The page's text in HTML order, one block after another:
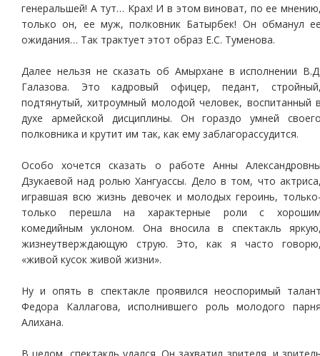
генеральшей! А тут… Крах! И в этом виноват, по ее
только он, ее муж, полковник Батырбек! Он обманул
ожидания… Так трактует этот образ Е.С. Туменова.
Далее нельзя не сказать об Амырхане в исполнении
Галазова. Это кадровый офицер, педант,
подтянутый, хитроумный молодой человек, воспитанный
духе армейской дисциплины. Он гораздо умней
полковника и крутит им так, как ему заблагорассудится.
Особо хочется сказать о работе Анны
Дзукаевой над ролью Хангуассы. Дело в том, что
игравшая всю жизнь девочек и молодых героинь,
только перешла на характерные роли с
комедийным уклоном. Она вносила в спектакль
жизнеутверждающую струю. Это, как я часто
«живой кусок живой жизни».
Ну и опять в спектакле проявился неоспоримый
Федора Каллагова, исполнившего роль молодого
Алихана.